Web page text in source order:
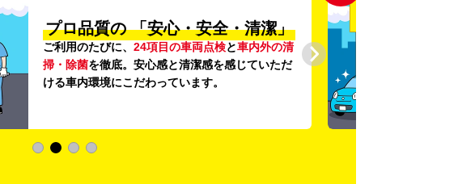
プロ品質の 「安心・安全・清潔」
ご利用のたびに、 24項目の車両点検と車内外の清
掃・除菌を徹底。安心感と清潔感を感じていただ
ける車内環境にこだわっています。